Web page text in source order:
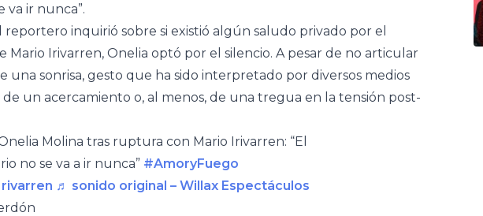
va ir nunca”.
inquirió sobre si existió algún saludo privado por el
Mario Irivarren, Onelia optó por el silencio. A pesar de no articular
una sonrisa, gesto que ha sido interpretado por diversos medios
un acercamiento o, al menos, de una tregua en la tensión post-
Molina tras ruptura con Mario Irivarren: “El
no se va a ir nunca” #AmoryFuego
♬ sonido original – Willax Espectáculos